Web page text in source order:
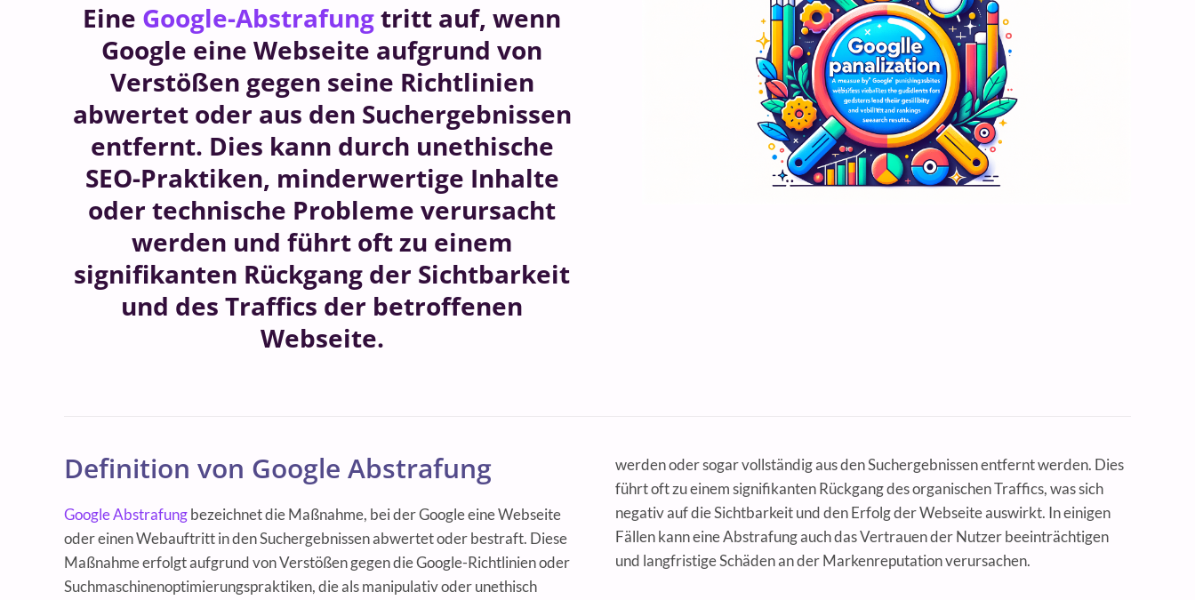
Eine Google-Abstrafungtritt auf, wenn
Google eine Webseite aufgrund von
Verstößen gegen seine Richtlinien
abwertet oder aus den Suchergebnissen
entfernt. Dies kann durch unethische
SEO-Praktiken, minderwertige Inhalte
oder technische Probleme verursacht
werden und führt oft zu einem
signifikanten Rückgang der Sichtbarkeit
und des Traffics der betroffenen
Webseite.
Definition von Google Abstrafung
Google Abstrafungbezeichnet die Maßnahme, bei der Google eine Webseite
oder einen Webauftritt in den Suchergebnissen abwertet oder bestraft. Diese
Maßnahme erfolgt aufgrund von Verstößen gegen die Google-Richtlinien oder
Suchmaschinenoptimierungspraktiken, die als manipulativ oder unethisch
werden oder sogar vollständig aus den Suchergebnissen entfernt werden. Dies
führt oft zu einem signifikanten Rückgang des organischen Traffics, was sich
negativ auf die Sichtbarkeit und den Erfolg der Webseite auswirkt. In einigen
Fällen kann eine Abstrafung auch das Vertrauen der Nutzer beeinträchtigen
und langfristige Schäden an der Markenreputation verursachen.